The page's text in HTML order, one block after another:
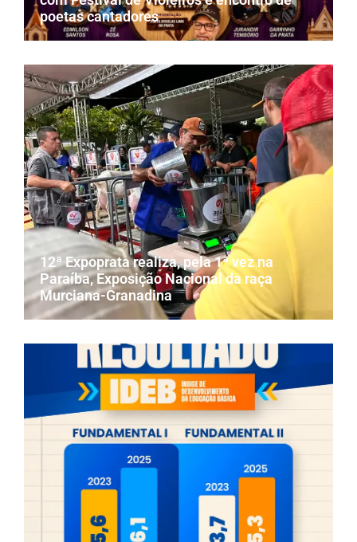
poetas cantadores
12ª Expoprata realiza, pela 1ª vez na
Paraíba, Exposição Nacional da raça
Murciana-Granadina